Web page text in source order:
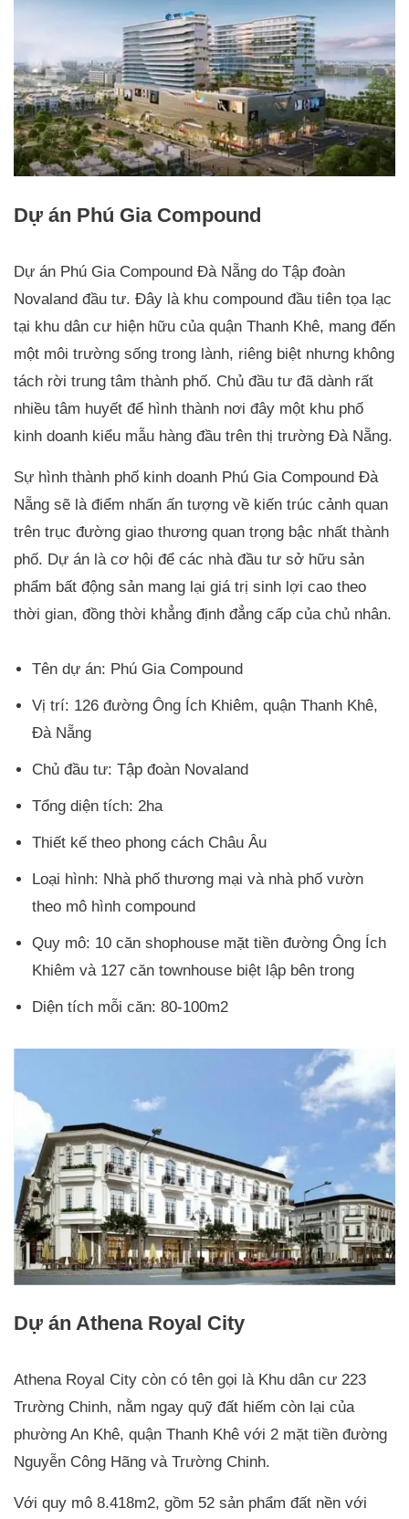
Dự án Phú Gia Compound
Dự án Phú Gia Compound Đà Nẵng do Tập đoàn
Novaland đầu tư. Đây là khu compound đầu tiên tọa lạc
tại khu dân cư hiện hữu của quận Thanh Khê, mang đến
một môi trường sống trong lành, riêng biệt nhưng không
tách rời trung tâm thành phố. Chủ đầu tư đã dành rất
nhiều tâm huyết để hình thành nơi đây một khu phố
kinh doanh kiểu mẫu hàng đầu trên thị trường Đà Nẵng.
Sự hình thành phố kinh doanh Phú Gia Compound Đà
Nẵng sẽ là điểm nhấn ấn tượng về kiến trúc cảnh quan
trên trục đường giao thương quan trọng bậc nhất thành
phố. Dự án là cơ hội để các nhà đầu tư sở hữu sản
phẩm bất động sản mang lại giá trị sinh lợi cao theo
thời gian, đồng thời khẳng định đẳng cấp của chủ nhân.
Tên dự án: Phú Gia Compound
Vị trí: 126 đường Ông Ích Khiêm, quận Thanh Khê,
Đà Nẵng
Chủ đầu tư: Tập đoàn Novaland
Tổng diện tích: 2ha
Thiết kế theo phong cách Châu Âu
Loại hình: Nhà phố thương mại và nhà phố vườn
theo mô hình compound
Quy mô: 10 căn shophouse mặt tiền đường Ông Ích
Khiêm và 127 căn townhouse biệt lập bên trong
Diện tích mỗi căn: 80-100m2
Dự án Athena Royal City
Athena Royal City còn có tên gọi là Khu dân cư 223
Trường Chinh, nằm ngay quỹ đất hiếm còn lại của
phường An Khê, quận Thanh Khê với 2 mặt tiền đường
Nguyễn Công Hãng và Trường Chinh.
Với quy mô 8.418m2, gồm 52 sản phẩm đất nền với